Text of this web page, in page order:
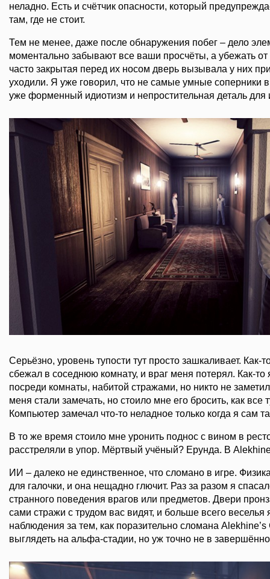
неладно. Есть и счётчик опасности, который
там, где не стоит.
Тем не менее, даже после обнаружения побег – дело
моментально забывают все ваши просчёты, а убежать
часто закрытая перед их носом дверь вызывала у них
уходили. Я уже говорил, что не самые умные соперники в
уже форменный идиотизм и непростительная деталь для
Серьёзно, уровень тупости тут просто зашкаливает. Как-
сбежал в соседнюю комнату, и враг меня потерял. Как-то
посреди комнаты, набитой стражами, но никто не
меня стали замечать, но стоило мне его бросить, как все
Компьютер замечал что-то неладное только когда я сам
В то же время стоило мне уронить поднос с вином в
расстреляли в упор. Мёртвый учёный? Ерунда. В
ИИ – далеко не единственное, что сломано в игре.
для галочки, и она нещадно глючит. Раз за разом я
странного поведения врагов или предметов. Двери
сами стражи с трудом вас видят, и больше всего веселья
наблюдения за тем, как поразительно сломана
выглядеть на альфа-стадии, но уж точно не в